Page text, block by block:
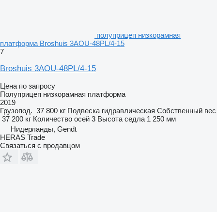
полуприцеп низкорамная
платформа Broshuis 3AOU-48PL/4-15
7
Broshuis 3AOU-48PL/4-15
Цена по запросу
Полуприцеп низкорамная платформа
2019
Грузопод. 37 800 кг Подвеска гидравлическая Собственный вес
37 200 кг Количество осей 3 Высота седла 1 250 мм
Нидерланды, Gendt
HERAS Trade
Связаться с продавцом